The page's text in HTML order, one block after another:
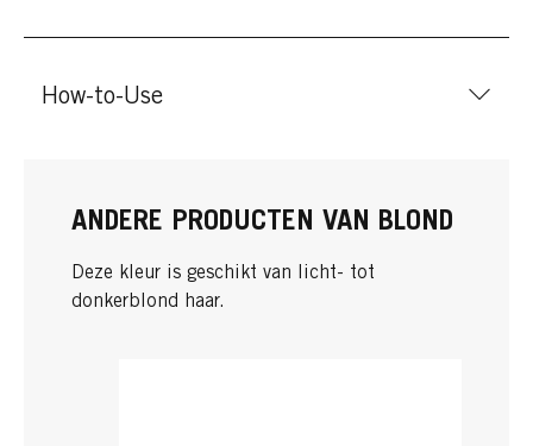
How-to-Use
ANDERE PRODUCTEN VAN BLOND
Deze kleur is geschikt van licht- tot
donkerblond haar.